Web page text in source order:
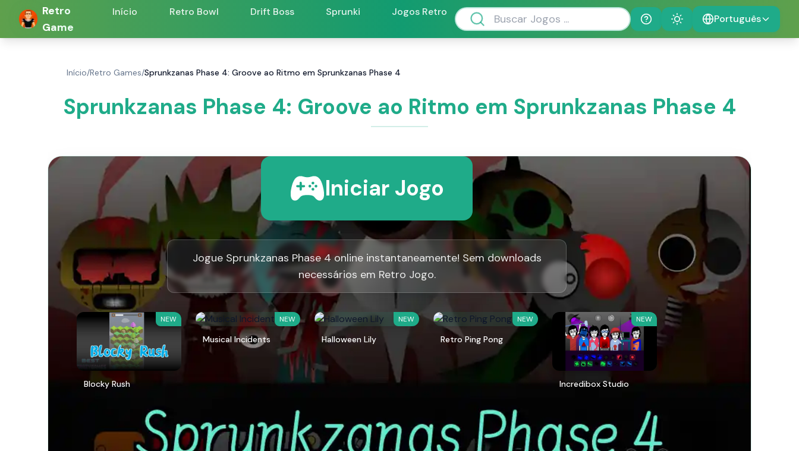
Retro
Game
Início Retro Bowl Drift Boss Sprunki
Jogos Retro
Help
Theme Português
Início/Retro Games/Sprunkzanas Phase 4: Groove ao Ritmo em Sprunkzanas Phase 4
Sprunkzanas Phase 4: Groove ao Ritmo em Sprunkzanas Phase 4
Iniciar Jogo
Jogue Sprunkzanas Phase 4 online instantaneamente! Sem downloads
necessários em Retro Jogo.
NEW
Blocky Rush
NEW
Musical Incidents
NEW
Halloween Lily
NEW
Retro Ping Pong
NEW
Incredibox Studio